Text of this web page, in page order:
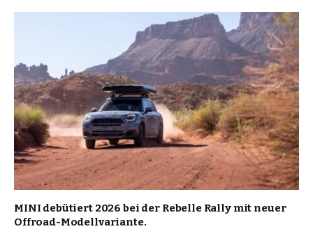
MINI debütiert 2026 bei der Rebelle Rally mit neuer
Offroad-Modellvariante.